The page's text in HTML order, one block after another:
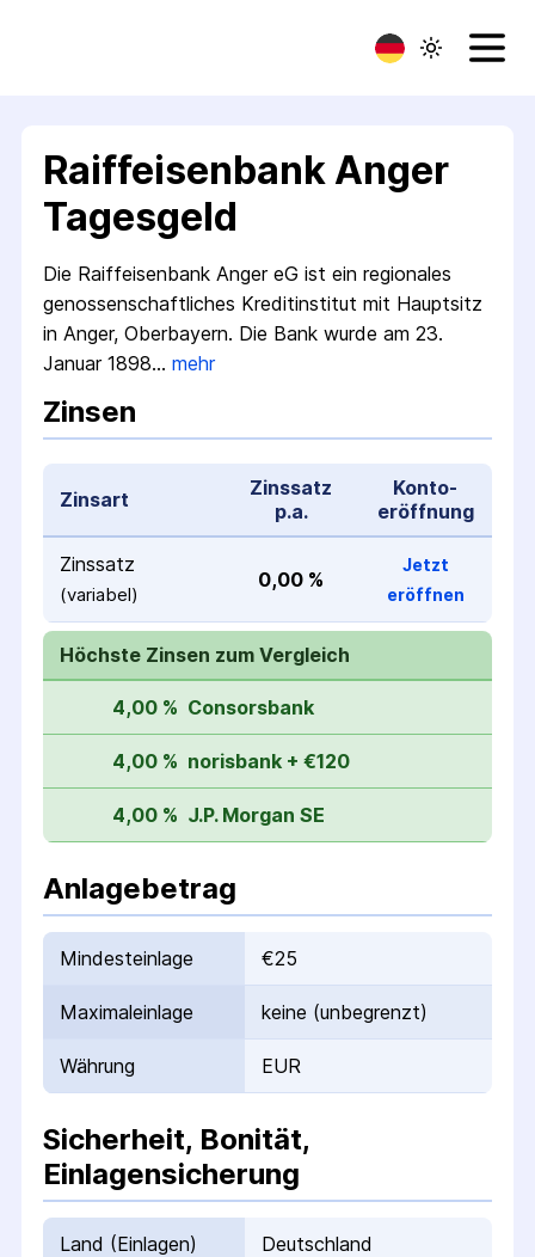
Raiffeisenbank Anger
Tagesgeld
Die Raiffeisenbank Anger eG ist ein regionales
genossenschaftliches Kredit­institut mit Hauptsitz
in Anger, Oberbayern. Die Bank wurde am 23.
Januar 1898… mehr
Zinsen
Zinsart
Zinssatz
p.a.
Konto­
eröffnung
Zinssatz
(variabel)
0,00 %
Jetzt
eröffnen
Höchste Zinsen zum Vergleich
4,00 % Consorsbank
4,00 % norisbank + €120
4,00 % J.P. Morgan SE
Anlagebetrag
Mindesteinlage €25
Maximaleinlage keine (unbegrenzt)
Währung EUR
Sicherheit, Bonität,
Einlagensicherung
Land (Einlagen) Deutschland